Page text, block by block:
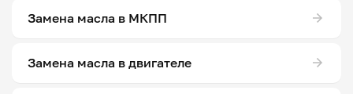
Замена масла в МКПП
Замена масла в двигателе